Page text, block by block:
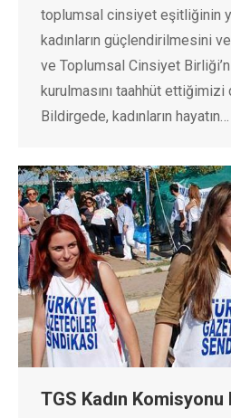
toplumsal cinsiyet eşitliğinin
kadınların güçlendirilmesini
ve Toplumsal Cinsiyet
kurulmasını taahhüt ettiğimizi
Bildirgede, kadınların hayatın…
TGS Kadın